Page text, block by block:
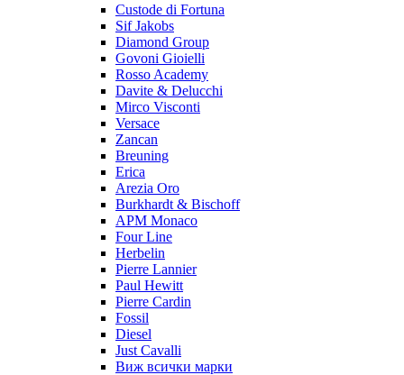
Custode di Fortuna
Sif Jakobs
Diamond Group
Govoni Gioielli
Rosso Academy
Davite & Delucchi
Mirco Visconti
Versace
Zancan
Breuning
Erica
Arezia Oro
Burkhardt & Bischoff
APM Monaco
Four Line
Herbelin
Pierre Lannier
Paul Hewitt
Pierre Cardin
Fossil
Diesel
Just Cavalli
Виж всички марки